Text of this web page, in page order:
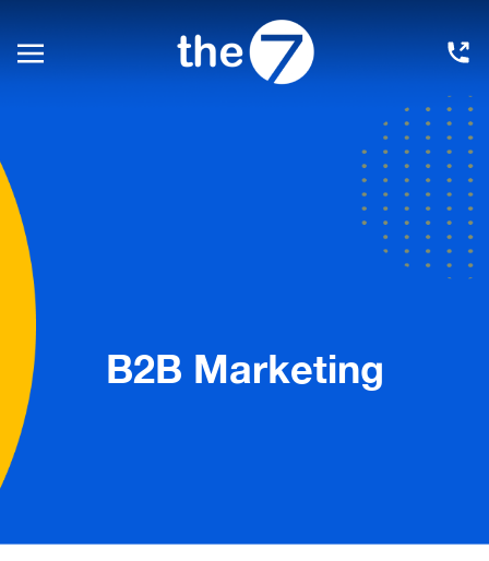
B2B Marketing